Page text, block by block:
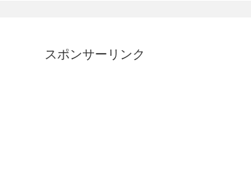
スポンサーリンク